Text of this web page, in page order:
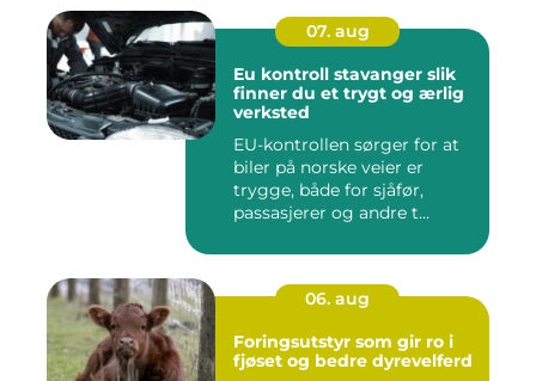
07. aug
Eu kontroll stavanger slik
finner du et trygt og ærlig
verksted
EU-kontrollen sørger for at
biler på norske veier er
trygge, både for sjåfør,
passasjerer og andre t...
06. aug
Foringsutstyr som gir ro i
fjøset og bedre dyrevelferd